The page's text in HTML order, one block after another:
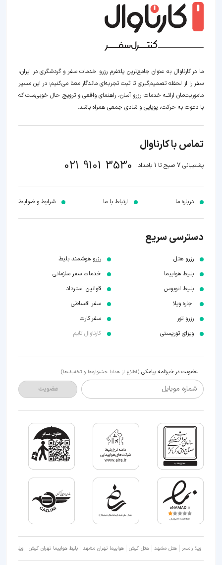
ما در کارناوال به عنوان جامع‌ترین پلتفرم رزرو خدمات سفر و گردشگری در ایران،
سفر را از لحظه‌ تصمیم‌گیری تا ثبت تجربه‌ای ماندگار معنا می‌کنیم؛ در این مسیر‍
ماموریت‌مان اراﺋــﻪ خدمات رزرو آسان، راهنمای واقعی و ترویج حال خوبی‌ست که
با دعوت به حرکت، پویایی و شادی جمعی همراه باشد.
تماس با کارناوال
پشتیبانی 7 صبح تا 1 بامداد: 021 9101 3530
درباره ما ارتباط با ما شرایط و ضوابـط
دسترسی سریع
رزرو هتل
بلیط هواپیما
بلیط اتوبوس
اجاره ویلا
رزرو تور
ویزای توریستی
رزرو هوشمند بلیط
خدمات سفر سازمانی
قوانین استرداد
سفر اقساطی
سفر کارت
کارناوال تایم
عضویت در خبرنامه پیامکی (اطلاع از هدایا جشنواره‌ها و تخفیف‌ها)
شماره موبایل عضویت
ویلا رامسر هتل مشهد هتل کیش هواپیما تهران مشهد بلیط هواپیما تهران کیش ویلا شمال